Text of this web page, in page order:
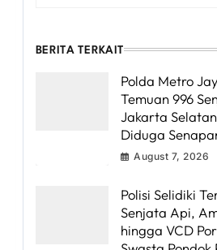
BERITA TERKAIT
Polda Metro
Temuan 996
Jakarta
Diduga
August 7, 2026
Polisi Selidiki
Senjata Api,
hingga VCD